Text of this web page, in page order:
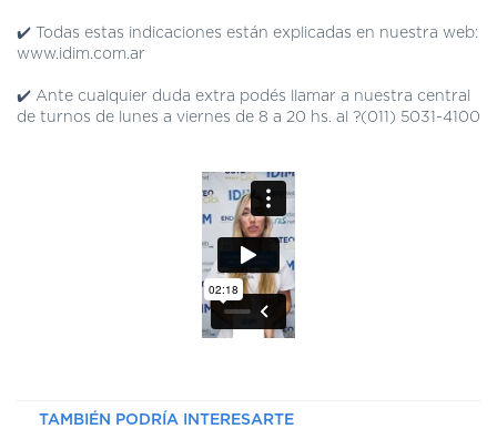
4100
Y
RECETAS
✔️ Todas estas indicaciones están explicadas en nuestra web:
www.idim.com.ar
✔️ Ante cualquier duda extra podés llamar a nuestra central
de turnos de lunes a viernes de 8 a 20 hs. al ?(011) 5031-4100
TAMBIÉN PODRÍA INTERESARTE